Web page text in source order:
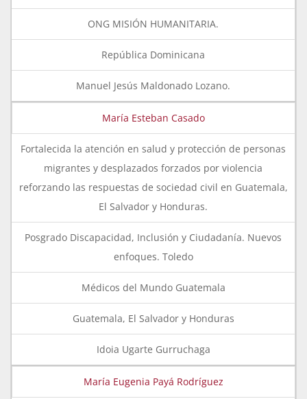
ONG MISIÓN HUMANITARIA.
República Dominicana
Manuel Jesús Maldonado Lozano.
María Esteban Casado
Fortalecida la atención en salud y protección de personas
migrantes y desplazados forzados por violencia
reforzando las respuestas de sociedad civil en Guatemala,
El Salvador y Honduras.
Posgrado Discapacidad, Inclusión y Ciudadanía. Nuevos
enfoques. Toledo
Médicos del Mundo Guatemala
Guatemala, El Salvador y Honduras
Idoia Ugarte Gurruchaga
María Eugenia Payá Rodríguez